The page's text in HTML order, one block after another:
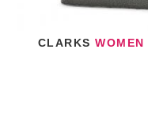
CLARKSWOMEN